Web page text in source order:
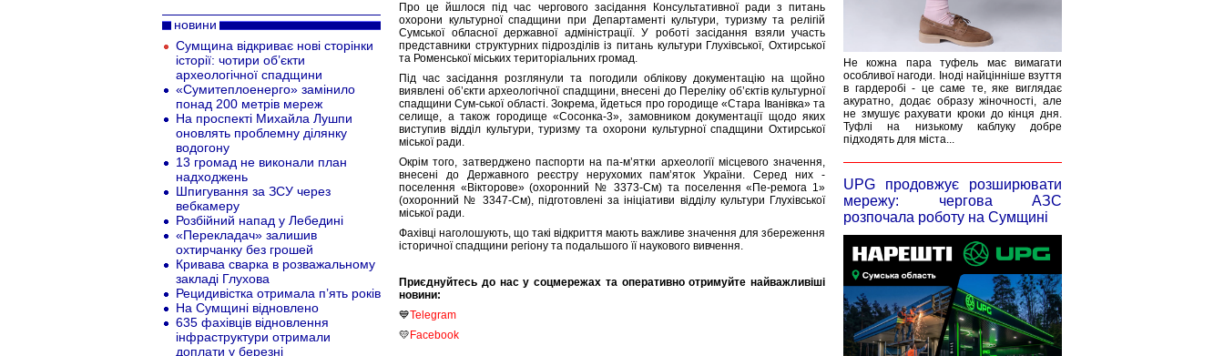
Про це йшлося під час чергового засідання Консультативної ради з питань
охорони культурної спадщини при Департаменті культури, туризму та релігій
Сумської обласної державної адміністрації. У роботі засідання взяли участь
представники структурних підрозділів із питань культури Глухівської, Охтирської
та Роменської міських територіальних громад.
Під час засідання розглянули та погодили облікову документацію на щойно
виявлені об’єкти археологічної спадщини, внесені до Переліку об’єктів культурної
спадщини Сум-ської області. Зокрема, йдеться про городище «Стара Іванівка» та
селище, а також городище «Сосонка-3», замовником документації щодо яких
виступив відділ культури, туризму та охорони культурної спадщини Охтирської
міської ради.
Окрім того, затверджено паспорти на па-м’ятки археології місцевого значення,
внесені до Державного реєстру нерухомих пам’яток України. Серед них -
поселення «Вікторове» (охоронний № 3373-См) та поселення «Пе-ремога 1»
(охоронний № 3347-См), підготовлені за ініціативи відділу культури Глухівської
міської ради.
Фахівці наголошують, що такі відкриття мають важливе значення для збереження
історичної спадщини регіону та подальшого її наукового вивчення.
Приєднуйтесь до нас у соцмережах та оперативно отримуйте найважливіші
новини:
💙Telegram
💛 Facebook
Не кожна пара туфель має вимагати
особливої нагоди. Іноді найцінніше взуття
в гардеробі - це саме те, яке виглядає
акуратно, додає образу жіночності, але
не змушує рахувати кроки до кінця дня.
Туфлі на низькому каблуку добре
підходять для міста...
UPG продовжує розширювати
мережу: чергова АЗС
розпочала роботу на Сумщині
новини
Сумщина відкриває нові сторінки
історії: чотири об’єкти
археологічної спадщини
«Сумитеплоенерго» замінило
понад 200 метрів мереж
На проспекті Михайла Лушпи
оновлять проблемну ділянку
водогону
13 громад не виконали план
надходжень
Шпигування за ЗСУ через
вебкамеру
Розбійний напад у Лебедині
«Перекладач» залишив
охтирчанку без грошей
Кривава сварка в розважальному
закладі Глухова
Рецидивістка отримала п’ять років
На Сумщині відновлено
635 фахівців відновлення
інфраструктури отримали
доплати у березні